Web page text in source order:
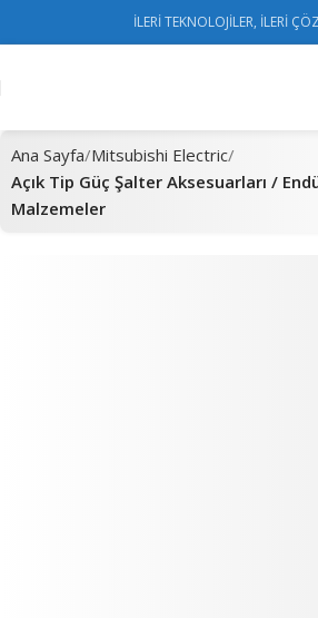
İLERİ TEKNOLOJİLER, İLERİ
Ana Sayfa Mitsubishi Electric
Açık Tip Güç Şalter Aksesuarları /
Malzemeler